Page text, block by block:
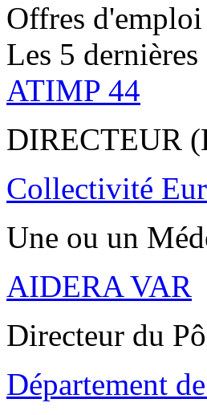
Offres d'emploi
Les 5
ATIMP 44
DIRECTEUR
Collectivité
Une ou un
AIDERA VAR
Directeur du
Département